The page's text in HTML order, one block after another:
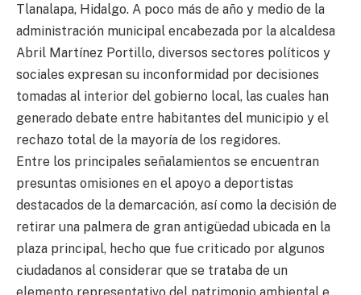
Tlanalapa, Hidalgo. A poco más de año y medio de la
administración municipal encabezada por la alcaldesa
Abril Martínez Portillo, diversos sectores políticos y
sociales expresan su inconformidad por decisiones
tomadas al interior del gobierno local, las cuales han
generado debate entre habitantes del municipio y el
rechazo total de la mayoría de los regidores.
Entre los principales señalamientos se encuentran
presuntas omisiones en el apoyo a deportistas
destacados de la demarcación, así como la decisión de
retirar una palmera de gran antigüedad ubicada en la
plaza principal, hecho que fue criticado por algunos
ciudadanos al considerar que se trataba de un
elemento representativo del patrimonio ambiental e